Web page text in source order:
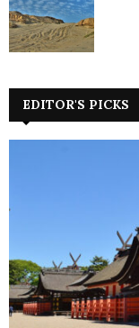
EDITOR'S PICKS